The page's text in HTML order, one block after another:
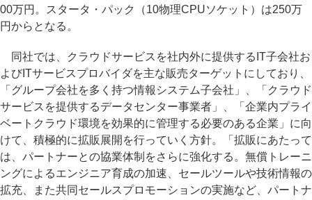
00万円。スタータ・パック（10物理CPUソケット）は250万
円からとなる。
同社では、クラウドサービスを社内外に提供するIT子会社お
よびITサービスプロバイダを主な販売ターゲットにしており、
「グループ会社を多く持つ情報システム子会社」、「クラウド
サービスを提供するデータセンター事業者」、「企業内プライ
ベートクラウド環境を効果的に管理する必要のある企業」に向
けて、積極的に拡販展開を行っていく方針。「拡販にあたって
は、パートナーとの協業体制をさらに強化する。無償トレーニ
ングによるエンジニア育成の加速、セールツールや技術情報の
拡充、また共同セールスプロモーションの実施など、パートナ